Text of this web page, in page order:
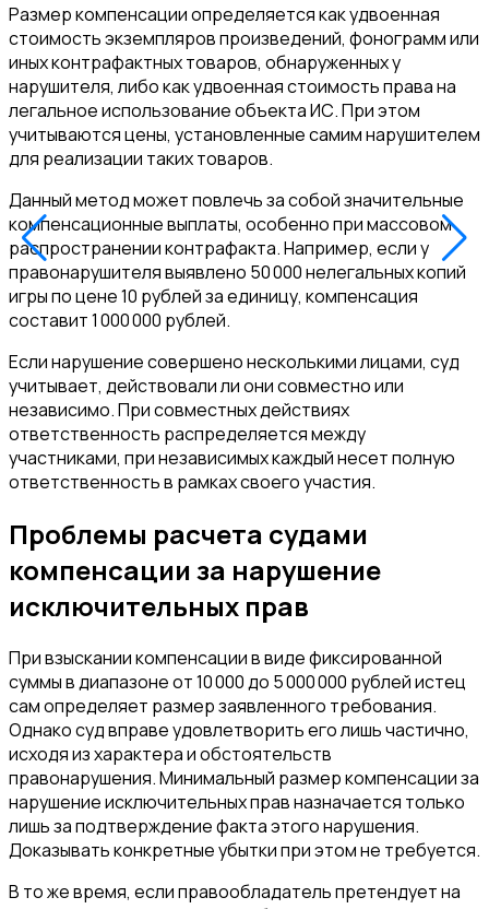
Размер компенсации определяется как удвоенная
стоимость экземпляров произведений, фонограмм или
иных контрафактных товаров, обнаруженных у
нарушителя, либо как удвоенная стоимость права на
легальное использование объекта ИС. При этом
учитываются цены, установленные самим нарушителем
для реализации таких товаров.
Данный метод может повлечь за собой значительные
компенсационные выплаты, особенно при массовом
распространении контрафакта. Например, если у
правонарушителя выявлено 50 000 нелегальных копий
игры по цене 10 рублей за единицу, компенсация
составит 1 000 000 рублей.
Если нарушение совершено несколькими лицами, суд
учитывает, действовали ли они совместно или
независимо. При совместных действиях
ответственность распределяется между
участниками, при независимых каждый несет полную
ответственность в рамках своего участия.
Проблемы расчета судами
компенсации за нарушение
исключительных прав
При взыскании компенсации в виде фиксированной
суммы в диапазоне от 10 000 до 5 000 000 рублей истец
сам определяет размер заявленного требования.
Однако суд вправе удовлетворить его лишь частично,
исходя из характера и обстоятельств
правонарушения. Минимальный размер компенсации за
нарушение исключительных прав назначается только
лишь за подтверждение факта этого нарушения.
Доказывать конкретные убытки при этом не требуется.
В то же время, если правообладатель претендует на